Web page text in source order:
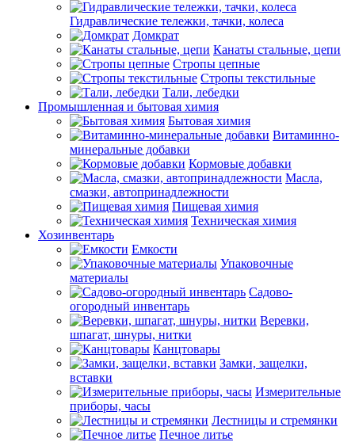
Гидравлические тележки, тачки, колеса
Домкрат
Канаты стальные, цепи
Стропы цепные
Стропы текстильные
Тали, лебедки
Промышленная и бытовая химия
Бытовая химия
Витаминно-
минеральные добавки
Кормовые добавки
Масла,
смазки, автопринадлежности
Пищевая химия
Техническая химия
Хозинвентарь
Емкости
Упаковочные
материалы
Садово-
огородный инвентарь
Веревки,
шпагат, шнуры, нитки
Канцтовары
Замки, защелки,
вставки
Измерительные
приборы, часы
Лестницы и стремянки
Печное литье